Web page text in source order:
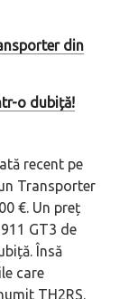
din
o dubiță!
recent pe
Transporter
€. Un preț
GT3 de
Însă
care
TH2RS.